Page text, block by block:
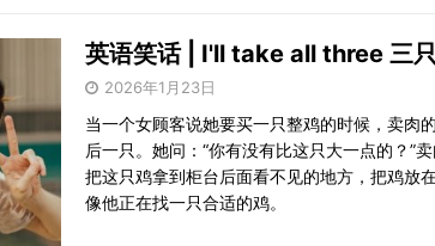
英语笑话 | I'll take all three 三
2026年1月23日
当一个女顾客说她要买一只整鸡的时候，卖肉
后一只。她问：“你有没有比这只大一点的？”
把这只鸡拿到柜台后面看不见的地方，把鸡放
像他正在找一只合适的鸡。